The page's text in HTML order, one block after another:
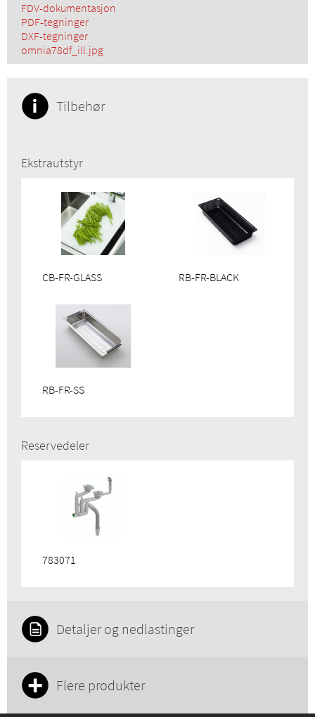
FDV-dokumentasjon
PDF-tegninger
DXF-tegninger
omnia78df_ill.jpg
Tilbehør
Ekstrautstyr
CB-FR-GLASS RB-FR-BLACK
RB-FR-SS
Reservedeler
783071
Detaljer og nedlastinger
Flere produkter